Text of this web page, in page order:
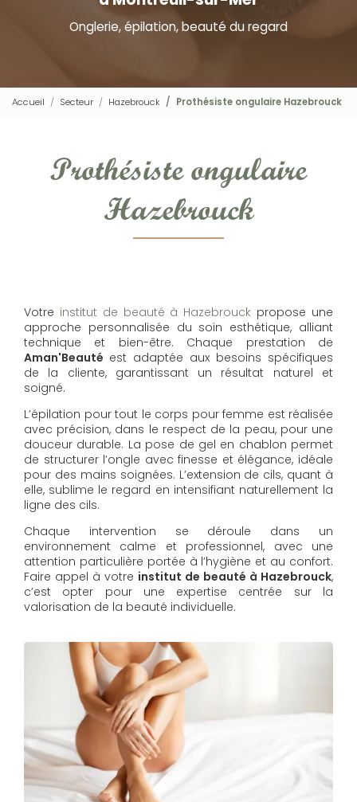
Onglerie, épilation, beauté du regard
Accueil Secteur Hazebrouck Prothésiste ongulaire Hazebrouck
Prothésiste ongulaire
Hazebrouck
Votre institut de beauté à Hazebrouck propose une
approche personnalisée du soin esthétique, alliant
technique et bien-être. Chaque prestation de
Aman'Beauté est adaptée aux besoins spécifiques
de la cliente, garantissant un résultat naturel et
soigné.
L’épilation pour tout le corps pour femme est réalisée
avec précision, dans le respect de la peau, pour une
douceur durable. La pose de gel en chablon permet
de structurer l’ongle avec finesse et élégance, idéale
pour des mains soignées. L’extension de cils, quant à
elle, sublime le regard en intensifiant naturellement la
ligne des cils.
Chaque intervention se déroule dans un
environnement calme et professionnel, avec une
attention particulière portée à l’hygiène et au confort.
Faire appel à votre institut de beauté à Hazebrouck,
c’est opter pour une expertise centrée sur la
valorisation de la beauté individuelle.